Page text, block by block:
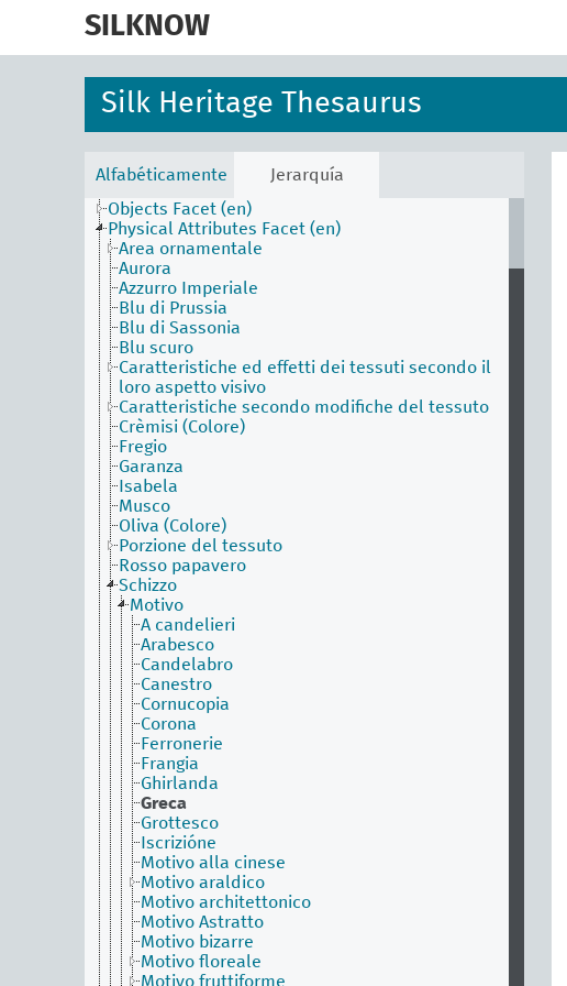
SILKNOW
Silk Heritage Thesaurus
Alfabéticamente Jerarquía
Activities Facet (en)
Agents Facet (en)
Associated Concepts Facet (en)
Objects Facet (en)
Physical Attributes Facet (en)
Area ornamentale
Aurora
Azzurro Imperiale
Blu di Prussia
Blu di Sassonia
Blu scuro
Caratteristiche ed effetti dei tessuti secondo il
loro aspetto visivo
Caratteristiche secondo modifiche del tessuto
Crèmisi (Colore)
Fregio
Garanza
Isabela
Musco
Oliva (Colore)
Porzione del tessuto
Rosso papavero
Schizzo
Motivo
A candelieri
Arabesco
Candelabro
Canestro
Cornucopia
Corona
Ferronerie
Frangia
Ghirlanda
Greca
Grottesco
Iscrizióne
Motivo alla cinese
Motivo araldico
Motivo architettonico
Motivo Astratto
Motivo bizarre
Motivo floreale
Motivo fruttiforme